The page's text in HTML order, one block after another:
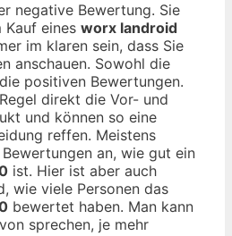
negative Bewertung. Sie
eines worx landroid
im klaren sein, dass Sie
anschauen. Sowohl die
positiven Bewertungen.
direkt die Vor- und
und können so eine
reffen. Meistens
an, wie gut ein
ist. Hier ist aber auch
wie viele Personen das
bewertet haben. Man kann
sprechen, je mehr